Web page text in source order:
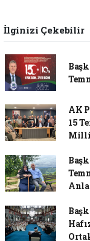
İlginizi Çekebilir
AK
15
Milli